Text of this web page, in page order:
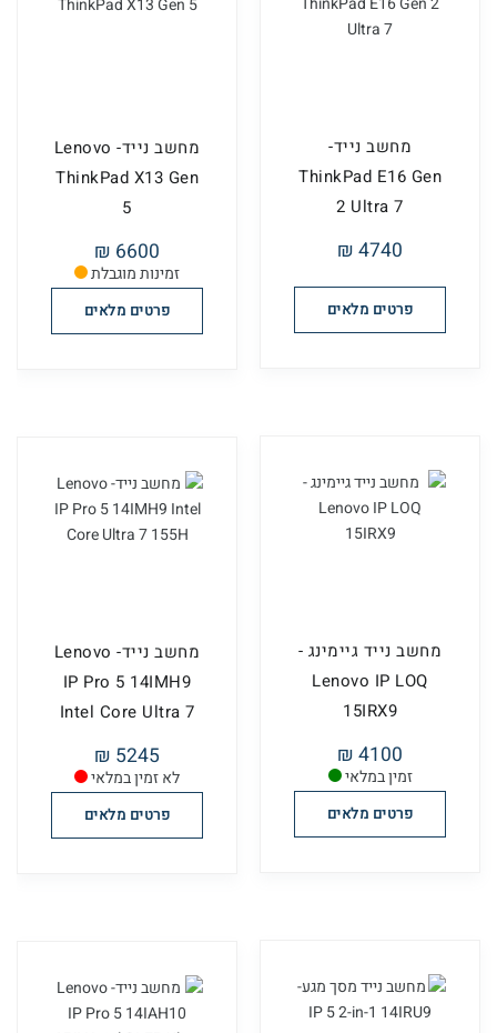
מחשב נייד-
ThinkPad E16 Gen
2 Ultra 7
4740 ₪
פרטים מלאים
זמינות מוגבלת
מחשב נייד- Lenovo
ThinkPad X13 Gen
5
6600 ₪
פרטים מלאים
זמין במלאי
מחשב נייד גיימינג -
Lenovo IP LOQ
15IRX9
4100 ₪
פרטים מלאים
לא זמין במלאי
מחשב נייד- Lenovo
IP Pro 5 14IMH9
Intel Core Ultra 7
15...
5245 ₪
פרטים מלאים